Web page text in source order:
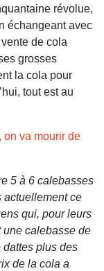
révolue,
échangeant avec
de cola
grosses
la cola pour
tout est au
on va mourir de
5 à 6 calebasses
actuellement ce
qui, pour leurs
une calebasse de
dattes plus des
de la cola a